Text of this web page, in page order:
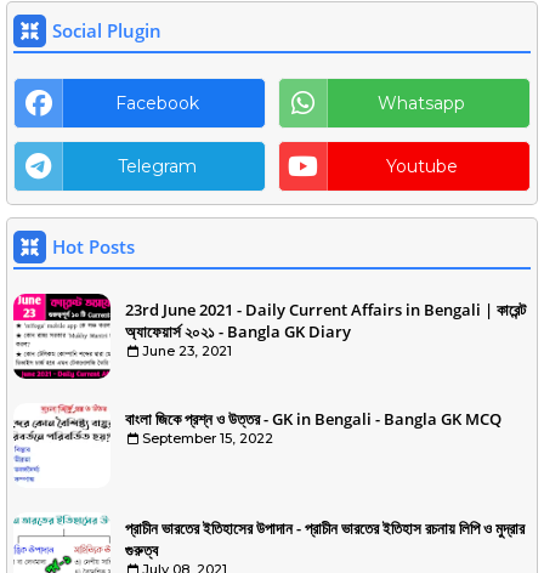
Social Plugin
Facebook Whatsapp
Telegram Youtube
Hot Posts
23rd June 2021 - Daily Current Affairs in Bengali | কারেন্ট
অ্যাফেয়ার্স ২০২১ - Bangla GK Diary
June 23, 2021
বাংলা জিকে প্রশ্ন ও উত্তর - GK in Bengali - Bangla GK MCQ
September 15, 2022
প্রাচীন ভারতের ইতিহাসের উপাদান - প্রাচীন ভারতের ইতিহাস রচনায় লিপি ও মুদ্রার
গুরুত্ব
July 08, 2021